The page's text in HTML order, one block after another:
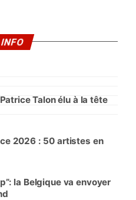
Talon élu à la tête
2026 : 50 artistes en
la Belgique va envoyer